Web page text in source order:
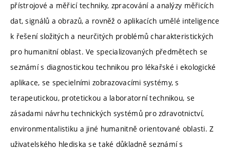
přístrojové a měřicí techniky, zpracování a analýzy měřicích
dat, signálů a obrazů, a rovněž o aplikacích umělé inteligence
k řešení složitých a neurčitých problémů charakteristických
pro humanitní oblast. Ve specializovaných předmětech se
seznámí s diagnostickou technikou pro lékařské i ekologické
aplikace, se specielními zobrazovacími systémy, s
terapeutickou, protetickou a laboratorní technikou, se
zásadami návrhu technických systémů pro zdravotnictví,
environmentalistiku a jiné humanitně orientované oblasti. Z
uživatelského hlediska se také důkladně seznámí s